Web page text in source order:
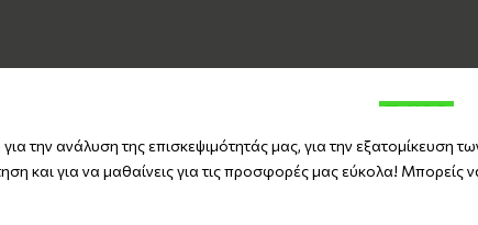
την ανάλυση της επισκεψιμότητάς μας, για την εξατομίκευση
και για να μαθαίνεις για τις προσφορές μας εύκολα! Μπορείς